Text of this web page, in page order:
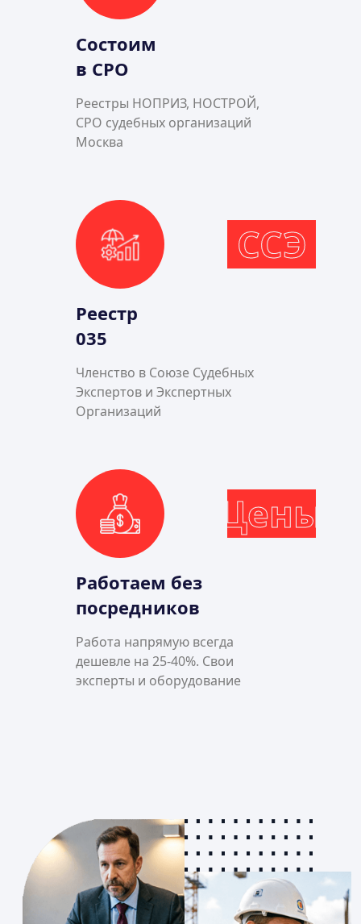
Состоим
в СРО
Реестры НОПРИЗ, НОСТРОЙ,
СРО судебных организаций
Москва
ССЭ
Реестр
035
Членство в Союзе Судебных
Экспертов и Экспертных
Организаций
Цены
Работаем без
посредников
Работа напрямую всегда
дешевле на 25-40%. Свои
эксперты и оборудование